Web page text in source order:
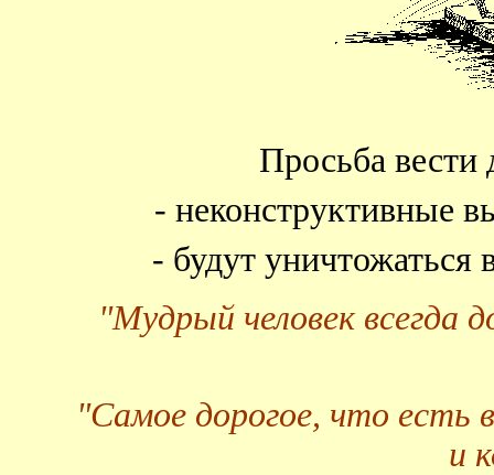
Просьба вести
- неконструктивные
- будут
"Мудрый человек всегда
"Самое дорогое, что есть
и